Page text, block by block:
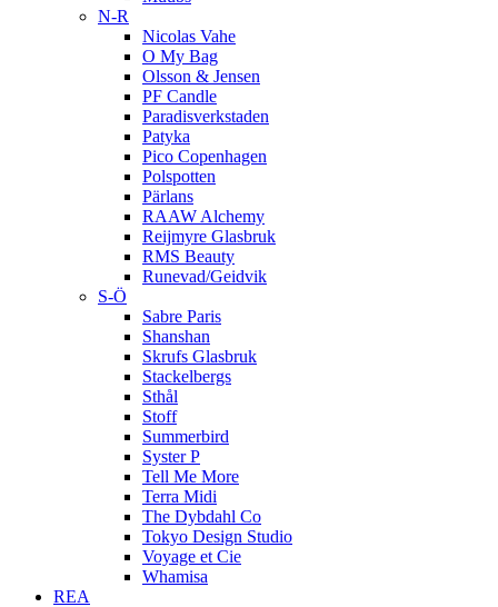
N-R
Nicolas Vahe
O My Bag
Olsson & Jensen
PF Candle
Paradisverkstaden
Patyka
Pico Copenhagen
Polspotten
Pärlans
RAAW Alchemy
Reijmyre Glasbruk
RMS Beauty
Runevad/Geidvik
S-Ö
Sabre Paris
Shanshan
Skrufs Glasbruk
Stackelbergs
Sthål
Stoff
Summerbird
Syster P
Tell Me More
Terra Midi
The Dybdahl Co
Tokyo Design Studio
Voyage et Cie
Whamisa
REA